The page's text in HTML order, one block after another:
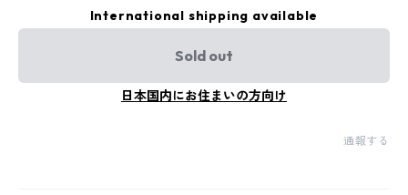
International shipping available
Sold out
日本国内にお住まいの方向け
通報する